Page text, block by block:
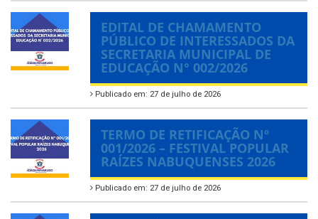
EDITAL DE CHAMAMENTO
PÚBLICO DE INTERESSADOS DA
SECRETARIA MUNICIPAL DE
EDUCAÇÃO N° 002/2026
Publicado em: 27 de julho de 2026
TERMO DE RETIFICAÇÃO Nº
001/2026 – FESTIVAL POPULAR
RAÍZES NABUQUENSES 2026
Publicado em: 27 de julho de 2026